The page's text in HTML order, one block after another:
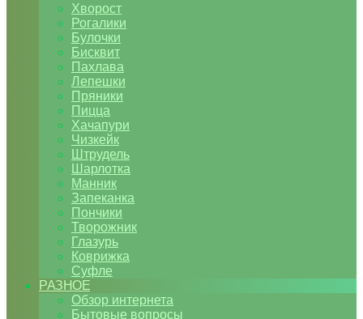
Хворост
Рогалики
Булочки
Бисквит
Пахлава
Лепешки
Пряники
Пицца
Хачапури
Чизкейк
Штрудель
Шарлотка
Манник
Запеканка
Пончики
Творожник
Глазурь
Коврижка
Суфле
РАЗНОЕ
Обзор интернета
Бытовые вопросы